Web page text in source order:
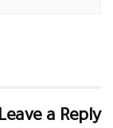
Leave a Reply